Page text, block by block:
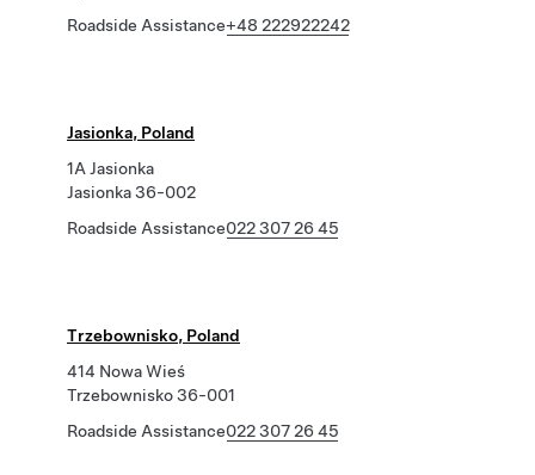
Roadside Assistance+48 222922242
Jasionka, Poland
1A Jasionka
Jasionka 36-002
Roadside Assistance022 307 26 45
Trzebownisko, Poland
414 Nowa Wieś
Trzebownisko 36-001
Roadside Assistance022 307 26 45